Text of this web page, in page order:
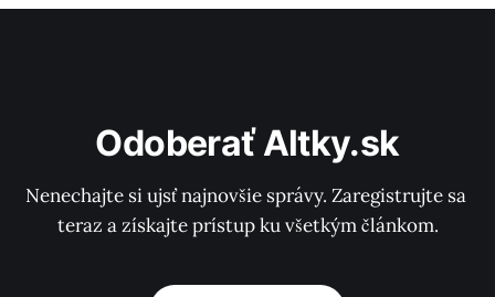
Odoberať Altky.sk
Nenechajte si ujsť najnovšie správy. Zaregistrujte sa
teraz a získajte prístup ku všetkým článkom.